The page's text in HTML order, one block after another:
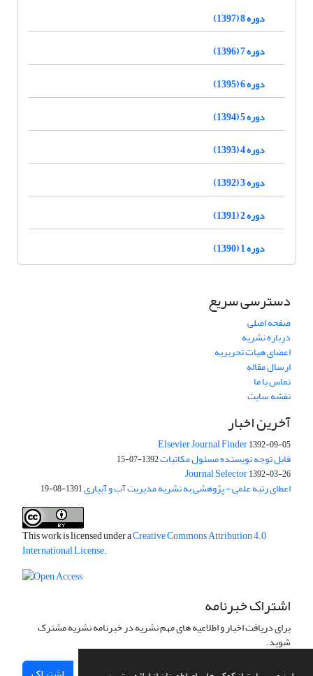
دوره 8 (1397)
دوره 7 (1396)
دوره 6 (1395)
دوره 5 (1394)
دوره 4 (1393)
دوره 3 (1392)
دوره 2 (1391)
دوره 1 (1390)
دسترسی سریع
صفحه اصلی
درباره نشریه
اعضای هیات تحریریه
ارسال مقاله
تماس با ما
نقشه سایت
آخرین اخبار
Elsevier Journal Finder1392-09-05
قابل توجه نویسنده مسئول مکاتبات1392-07-15
Journal Selector1392-03-26
اعطای رتبه علمی - پژوهشی به نشریه مدیریت آب و آبیاری1391-08-19
This work is licensed under aCreative Commons Attribution 4.0
International License.
اشتراک خبرنامه
برای دریافت اخبار و اطلاعیه های مهم نشریه در خبرنامه نشریه مشترک
شوید.